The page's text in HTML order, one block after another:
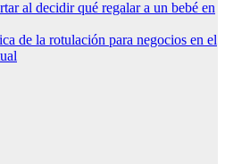
al decidir qué regalar a un bebé en
de la rotulación para negocios en el